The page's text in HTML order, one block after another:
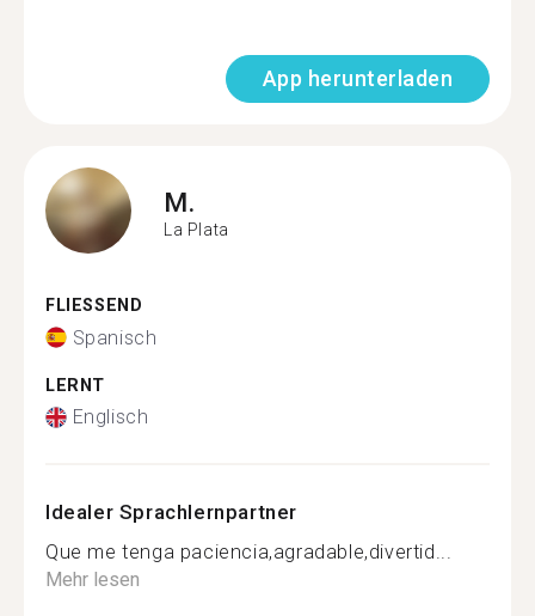
App herunterladen
M.
La Plata
FLIESSEND
Spanisch
LERNT
Englisch
Idealer Sprachlernpartner
Que me tenga paciencia,agradable,divertid...
Mehr lesen